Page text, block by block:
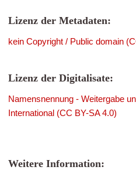
Lizenz der Metadaten:
kein Copyright / Public domain
Lizenz der Digitalisate:
Namensnennung - Weitergabe
International (CC BY-SA 4.0)
Weitere Information: